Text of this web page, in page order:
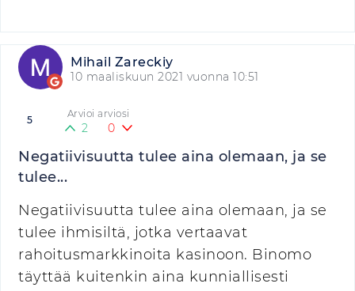
Mihail Zareckiy
10 maaliskuun 2021 vuonna 10:51
5 Arvioi arviosi
2 0
Negatiivisuutta tulee aina olemaan, ja se
tulee...
Negatiivisuutta tulee aina olemaan, ja se
tulee ihmisiltä, jotka vertaavat
rahoitusmarkkinoita kasinoon. Binomo
täyttää kuitenkin aina kunniallisesti